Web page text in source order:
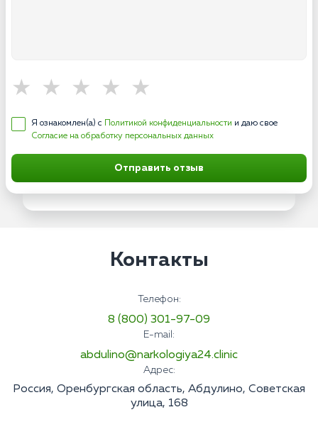
Я ознакомлен(а) с Политикой конфиденциальности и даю свое
Согласие на обработку персональных данных
Отправить отзыв
Контакты
Телефон:
8 (800) 301-97-09
E-mail:
abdulino@narkologiya24.clinic
Адрес:
Россия, Оренбургская область, Абдулино, Советская
улица, 168